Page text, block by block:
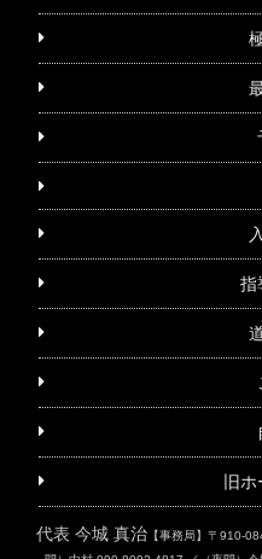
指
旧
代表 今城 真治【事務局】〒910-